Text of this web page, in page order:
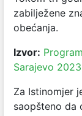
zabilježene
obećanja.
Izvor:
Sarajevo
Za Istinomjer
saopšteno da